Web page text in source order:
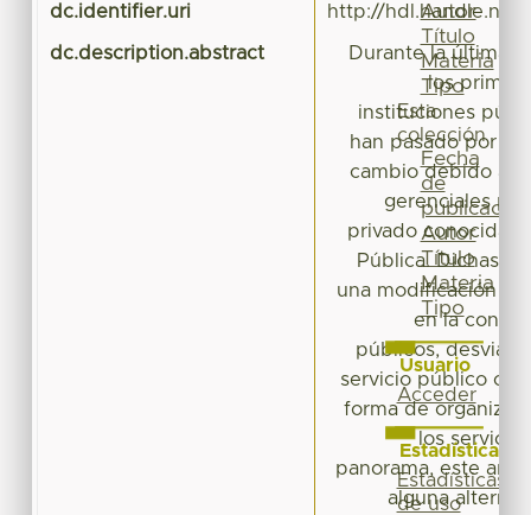
dc.identifier.uri http://hdl.handle.net/
dc.description.abstract
Durante la última
los
instituciones
han pasado por
cambio debido al
gerenciales
privado conocidas
Pública. Dichas
una modificación
en la
públicos,
servicio público
forma de
los
panorama, este
alguna
Autor
Título
Materia
Tipo
Esta
colección
Fecha
de
publicación
Autor
Título
Materia
Tipo
Usuario
Acceder
Estadísticas
Estadísticas
de uso